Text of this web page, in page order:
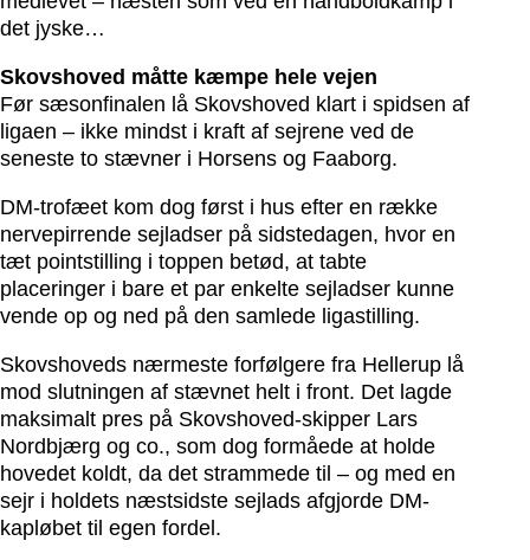
det jyske…
Skovshoved måtte kæmpe hele vejen
Før sæsonfinalen lå Skovshoved klart i spidsen af
ligaen – ikke mindst i kraft af sejrene ved de
seneste to stævner i Horsens og Faaborg.
DM-trofæet kom dog først i hus efter en række
nervepirrende sejladser på sidstedagen, hvor en
tæt pointstilling i toppen betød, at tabte
placeringer i bare et par enkelte sejladser kunne
vende op og ned på den samlede ligastilling.
Skovshoveds nærmeste forfølgere fra Hellerup lå
mod slutningen af stævnet helt i front. Det lagde
maksimalt pres på Skovshoved-skipper Lars
Nordbjærg og co., som dog formåede at holde
hovedet koldt, da det strammede til – og med en
sejr i holdets næstsidste sejlads afgjorde DM-
kapløbet til egen fordel.